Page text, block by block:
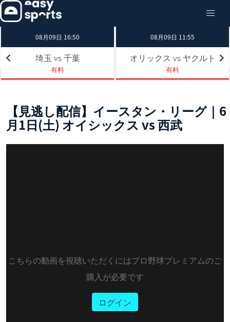
08月09日 16:50
埼玉 vs 千葉
有料
08月09日 11:55
オリックス vs ヤクルト
有料
【見逃し配信】イースタン・リーグ｜6
月1日(土) オイシックス vs 西武
こちらの動画を視聴いただくにはプロ野球プレミアムのご
購入が必要です
ログイン